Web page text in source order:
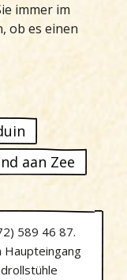
immer im
ob es einen
aan Zee
589 46 87.
Haupteingang